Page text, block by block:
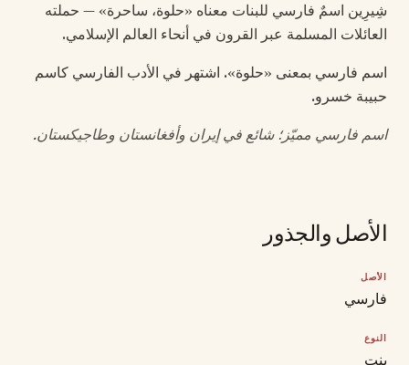
شِيرِين اسمٌ فارسي للبنات معناه «حلوة، ساحرة» — حملته
العائلات المسلمة عبر القرون في أنحاء العالم الإسلامي.
اسم فارسي بمعنى «حلوة». اشتهر في الأدب الفارسي كاسم
حبيبة خسرو.
اسم فارسي مميّز؛ شائع في إيران وأفغانستان وطاجيكستان.
الأصل والجذور
الأصل
فارسي
النوع
بنت